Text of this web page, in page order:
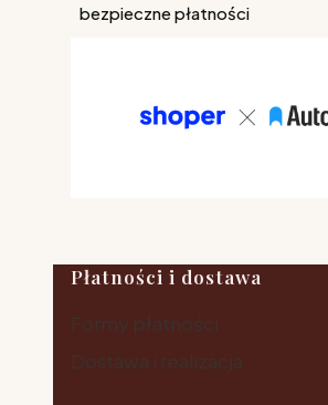
bezpieczne płatności
Linki w stopce
Płatności i dostawa